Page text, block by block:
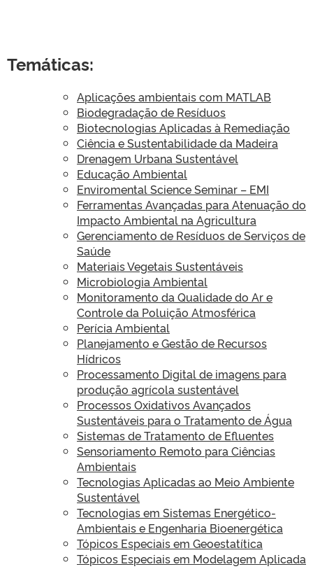
Temáticas:
Aplicações ambientais com MATLAB
Biodegradação de Resíduos
Biotecnologias Aplicadas à Remediação
Ciência e Sustentabilidade da Madeira
Drenagem Urbana Sustentável
Educação Ambiental
Enviromental Science Seminar – EMI
Ferramentas Avançadas para Atenuação do
Impacto Ambiental na Agricultura
Gerenciamento de Resíduos de Serviços de
Saúde
Materiais Vegetais Sustentáveis
Microbiologia Ambiental
Monitoramento da Qualidade do Ar e
Controle da Poluição Atmosférica
Perícia Ambiental
Planejamento e Gestão de Recursos
Hídricos
Processamento Digital de imagens para
produção agrícola sustentável
Processos Oxidativos Avançados
Sustentáveis para o Tratamento de Água
Sistemas de Tratamento de Efluentes
Sensoriamento Remoto para Ciências
Ambientais
Tecnologias Aplicadas ao Meio Ambiente
Sustentável
Tecnologias em Sistemas Energético-
Ambientais e Engenharia Bioenergética
Tópicos Especiais em Geoestatítica
Tópicos Especiais em Modelagem Aplicada